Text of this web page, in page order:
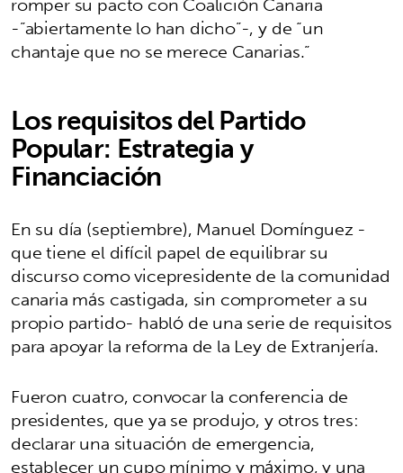
-”abiertamente lo han dicho”-, y de “un
chantaje que no se merece Canarias.”
Los requisitos del Partido
Popular: Estrategia y
Financiación
En su día (septiembre), Manuel Domínguez -
que tiene el difícil papel de equilibrar su
discurso como vicepresidente de la comunidad
canaria más castigada, sin comprometer a su
propio partido- habló de una serie de requisitos
para apoyar la reforma de la Ley de Extranjería.
Fueron cuatro, convocar la conferencia de
presidentes, que ya se produjo, y otros tres:
declarar una situación de emergencia,
establecer un cupo mínimo y máximo, y una